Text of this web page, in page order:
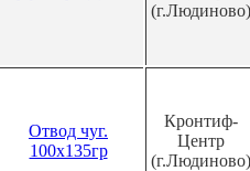
(г.Людиново)
Отвод чуг.
100х135гр
Кронтиф-
Центр
(г.Людиново)